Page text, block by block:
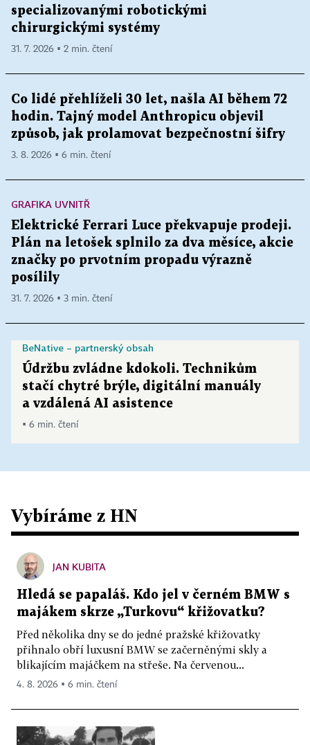
specializovanými robotickými
chirurgickými systémy
31. 7. 2026 ▪ 2 min. čtení
Co lidé přehlíželi 30 let, našla AI během 72
hodin. Tajný model Anthropicu objevil
způsob, jak prolamovat bezpečnostní šifry
3. 8. 2026 ▪ 6 min. čtení
GRAFIKA UVNITŘ
Elektrické Ferrari Luce překvapuje prodeji.
Plán na letošek splnilo za dva měsíce, akcie
značky po prvotním propadu výrazně
posílily
31. 7. 2026 ▪ 3 min. čtení
BeNative – partnerský obsah
Údržbu zvládne kdokoli. Technikům
stačí chytré brýle, digitální manuály
a vzdálená AI asistence
▪ 6 min. čtení
Vybíráme z HN
JAN KUBITA
Hledá se papaláš. Kdo jel v černém BMW s
majákem skrze „Turkovu“ křižovatku?
Před několika dny se do jedné pražské křižovatky
přihnalo obří luxusní BMW se začerněnými skly a
blikajícím majáčkem na střeše. Na červenou...
4. 8. 2026 ▪ 6 min. čtení